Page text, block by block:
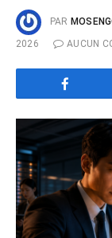
PAR
2026
AUCUN